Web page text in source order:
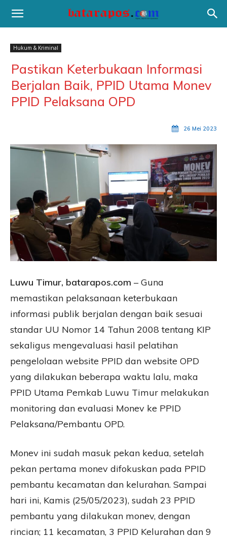
Hukum & Kriminal
Pastikan Keterbukaan Informasi
Berjalan Baik, PPID Utama Monev
PPID Pelaksana OPD
26 Mei 2023
Luwu Timur, batarapos.com – Guna
memastikan pelaksanaan keterbukaan
informasi publik berjalan dengan baik sesuai
standar UU Nomor 14 Tahun 2008 tentang KIP
sekaligus mengevaluasi hasil pelatihan
pengelolaan website PPID dan website OPD
yang dilakukan beberapa waktu lalu, maka
PPID Utama Pemkab Luwu Timur melakukan
monitoring dan evaluasi Monev ke PPID
Pelaksana/Pembantu OPD.
Monev ini sudah masuk pekan kedua, setelah
pekan pertama monev difokuskan pada PPID
pembantu kecamatan dan kelurahan. Sampai
hari ini, Kamis (25/05/2023), sudah 23 PPID
pembantu yang dilakukan monev, dengan
rincian; 11 kecamatan, 3 PPID Kelurahan dan 9